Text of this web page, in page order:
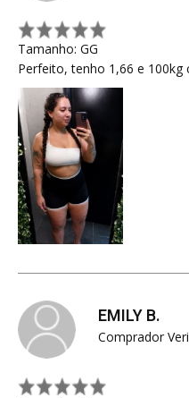
Tamanho: GG
Perfeito, tenho 1,66 e
EMILY B.
Comprador